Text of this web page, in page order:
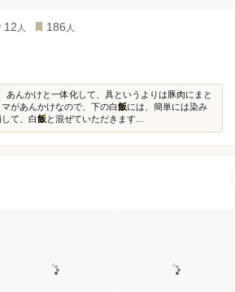
12 人 186 人
あんかけと一体化して、具というよりは豚肉にまと
があんかけなので、下の白飯には、簡単には染み
て、白飯 と混ぜていただきます...